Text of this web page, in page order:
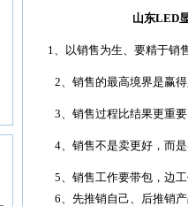
山东LED
1、以销售为生、要精于销
2、销售的最高境界是赢得
3、销售过程比结果更重要
4、销售不是卖更好，而是
5、销售工作要带包，边工
6、先推销自己、后推销产